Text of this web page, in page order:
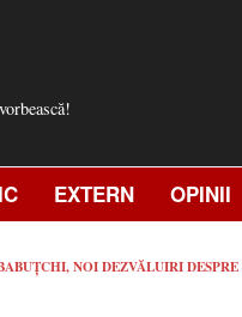
EXTERN OPINII
NOI DEZVĂLUIRI